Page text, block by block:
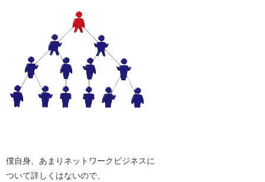
僕自身、あまりネットワークビジネスに
ついて詳しくはないので、